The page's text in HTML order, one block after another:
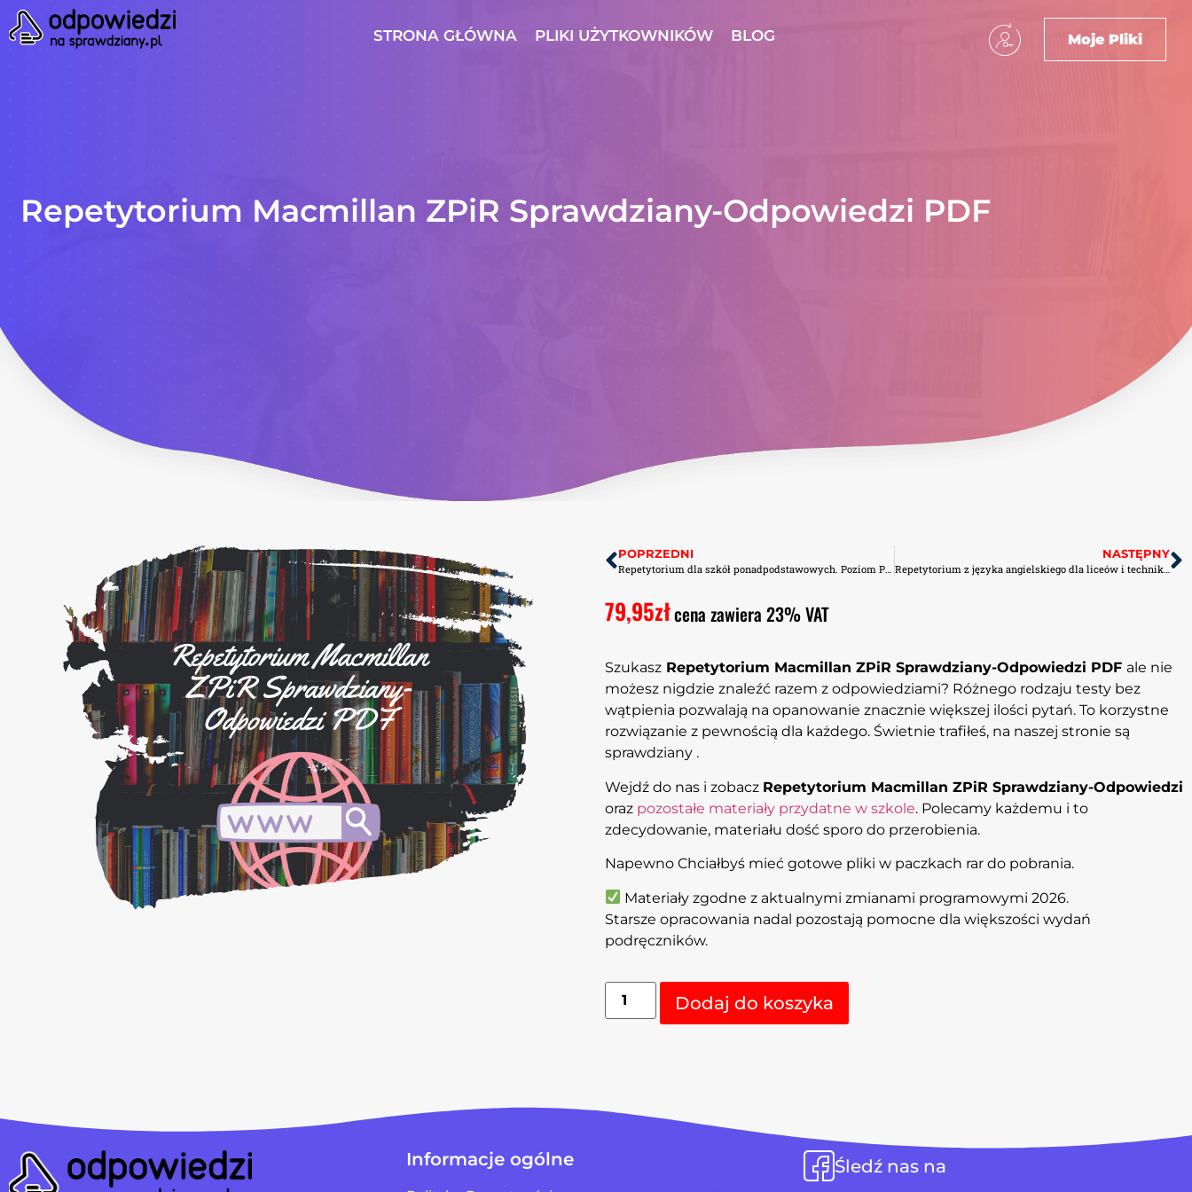
STRONA GŁÓWNA PLIKI UŻYTKOWNIKÓW BLOG Moje Pliki
Repetytorium Macmillan ZPiR Sprawdziany-Odpowiedzi PDF
POPRZEDNI
Repetytorium dla szkół ponadpodstawowych. Poziom Podstawowy i Rozszerzony Express Publishing Kartkówki PDF
NASTĘPNY
Repetytorium z języka angielskiego dla liceów i techników TOM 1 Pearson Sprawdziany-Odpowiedzi PDF
79,95złcena zawiera 23% VAT
Szukasz Repetytorium Macmillan ZPiR Sprawdziany-Odpowiedzi PDF ale nie
możesz nigdzie znaleźć razem z odpowiedziami? Różnego rodzaju testy bez
wątpienia pozwalają na opanowanie znacznie większej ilości pytań. To korzystne
rozwiązanie z pewnością dla każdego. Świetnie trafiłeś, na naszej stronie są
sprawdziany .
Wejdź do nas i zobacz Repetytorium Macmillan ZPiR Sprawdziany-Odpowiedzi
oraz pozostałe materiały przydatne w szkole. Polecamy każdemu i to
zdecydowanie, materiału dość sporo do przerobienia.
Napewno Chciałbyś mieć gotowe pliki w paczkach rar do pobrania.
Materiały zgodne z aktualnymi zmianami programowymi 2026.
Starsze opracowania nadal pozostają pomocne dla większości wydań
podręczników.
Dodaj do koszyka
Informacje ogólne Śledź nas na